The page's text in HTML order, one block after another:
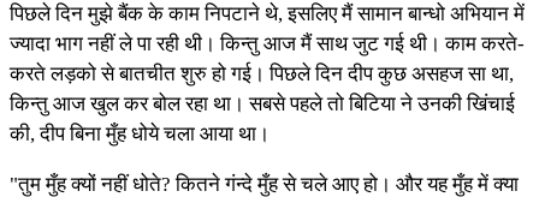
पिछले दिन मुझे बैंक के काम निपटाने थे, इसलिए मैं सामान बान्धो अभियान में
ज्यादा भाग नहीं ले पा रही थी। किन्तु आज मैं साथ जुट गई थी। काम करते-
करते लड़को से बातचीत शुरु हो गई। पिछले दिन दीप कुछ असहज सा था,
किन्तु आज खुल कर बोल रहा था। सबसे पहले तो बिटिया ने उनकी खिंचाई
की, दीप बिना मुँह धोये चला आया था।
"तुम मुँह क्यों नहीं धोते? कितने गंन्दे मुँह से चले आए हो। और यह मुँह में क्या